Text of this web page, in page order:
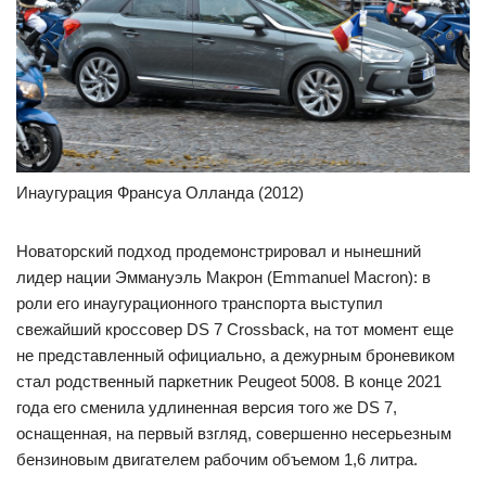
Инаугурация Франсуа Олланда (2012)
Новаторский подход продемонстрировал и нынешний
лидер нации Эммануэль Макрон (Emmanuel Macron): в
роли его инаугурационного транспорта выступил
свежайший кроссовер DS 7 Crossback, на тот момент еще
не представленный официально, а дежурным броневиком
стал родственный паркетник Peugeot 5008. В конце 2021
года его сменила удлиненная версия того же DS 7,
оснащенная, на первый взгляд, совершенно несерьезным
бензиновым двигателем рабочим объемом 1,6 литра.